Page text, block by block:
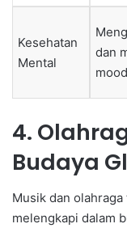
Kesehatan
Mental
dan
mood
4.
Budaya
Musik dan
melengkapi dalam